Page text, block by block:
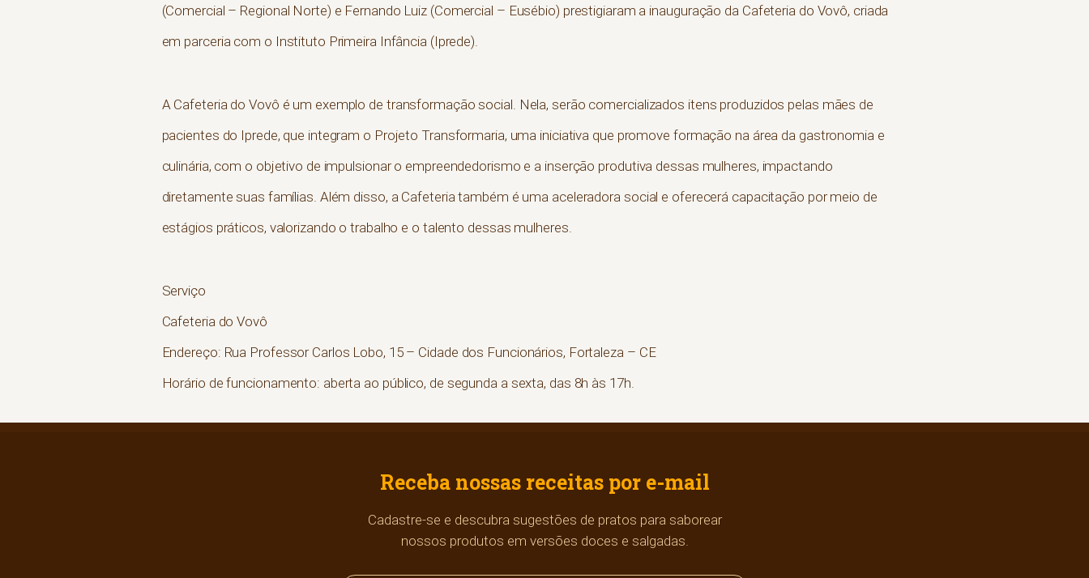
(Comercial – Regional Norte) e Fernando Luiz (Comercial – Eusébio) prestigiaram a inauguração da Cafeteria do Vovô, criada
em parceria com o Instituto Primeira Infância (Iprede).
A Cafeteria do Vovô é um exemplo de transformação social. Nela, serão comercializados itens produzidos pelas mães de
pacientes do Iprede, que integram o Projeto Transformaria, uma iniciativa que promove formação na área da gastronomia e
culinária, com o objetivo de impulsionar o empreendedorismo e a inserção produtiva dessas mulheres, impactando
diretamente suas famílias. Além disso, a Cafeteria também é uma aceleradora social e oferecerá capacitação por meio de
estágios práticos, valorizando o trabalho e o talento dessas mulheres.
Serviço
Cafeteria do Vovô
Endereço: Rua Professor Carlos Lobo, 15 – Cidade dos Funcionários, Fortaleza – CE
Horário de funcionamento: aberta ao público, de segunda a sexta, das 8h às 17h.
Receba nossas receitas por e-mail
Cadastre-se e descubra sugestões de pratos para saborear
nossos produtos em versões doces e salgadas.